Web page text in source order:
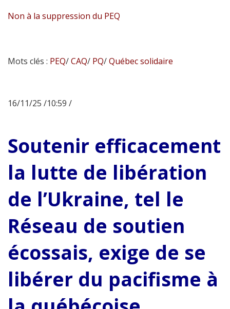
Non à la suppression du PEQ
Mots clés : PEQ/CAQ/ PQ/Québec solidaire
16/11/25 /10:59 /
Soutenir efficacement
la lutte de libération
de l’Ukraine, tel le
Réseau de soutien
écossais, exige de se
libérer du pacifisme à